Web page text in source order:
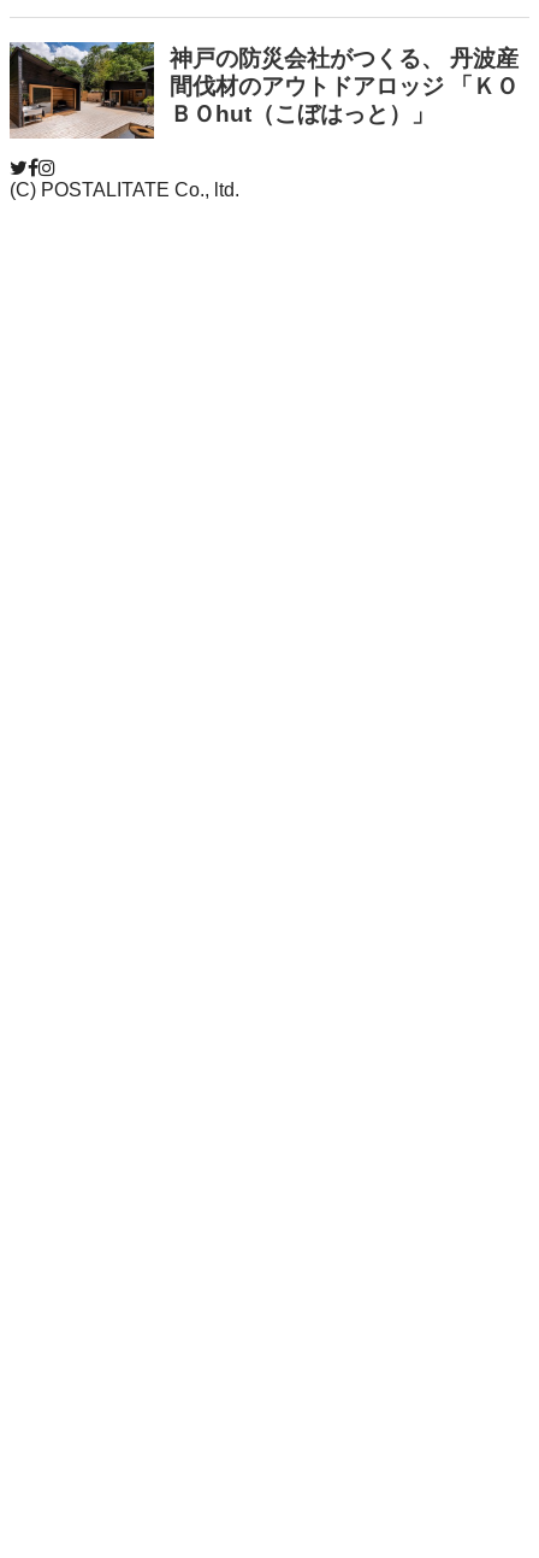
(C) POSTALITATE Co., ltd.